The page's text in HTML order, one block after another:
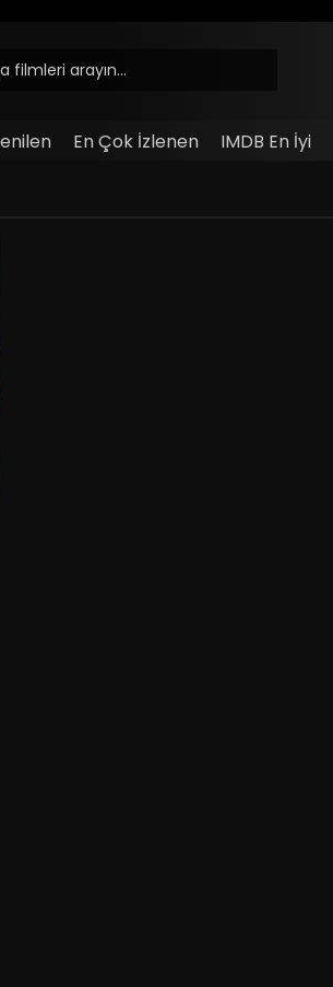
En Çok İzlenen IMDB En İyi